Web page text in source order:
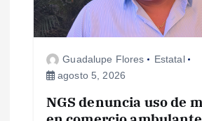
Guadalupe Flores
Estatal
agosto 5, 2026
NGS denuncia uso de